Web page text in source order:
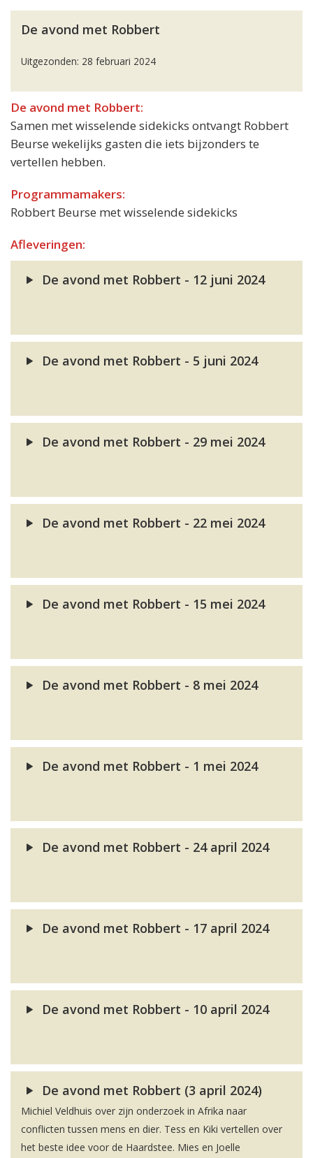
De avond met Robbert
Uitgezonden: 28 februari 2024
De avond met Robbert:
Samen met wisselende sidekicks ontvangt Robbert
Beurse wekelijks gasten die iets bijzonders te
vertellen hebben.
Programmamakers:
Robbert Beurse met wisselende sidekicks
Afleveringen:
De avond met Robbert - 12 juni 2024
De avond met Robbert - 5 juni 2024
De avond met Robbert - 29 mei 2024
De avond met Robbert - 22 mei 2024
De avond met Robbert - 15 mei 2024
De avond met Robbert - 8 mei 2024
De avond met Robbert - 1 mei 2024
De avond met Robbert - 24 april 2024
De avond met Robbert - 17 april 2024
De avond met Robbert - 10 april 2024
De avond met Robbert (3 april 2024)
Michiel Veldhuis over zijn onderzoek in Afrika naar
conflicten tussen mens en dier. Tess en Kiki vertellen over
het beste idee voor de Haardstee. Mies en Joelle